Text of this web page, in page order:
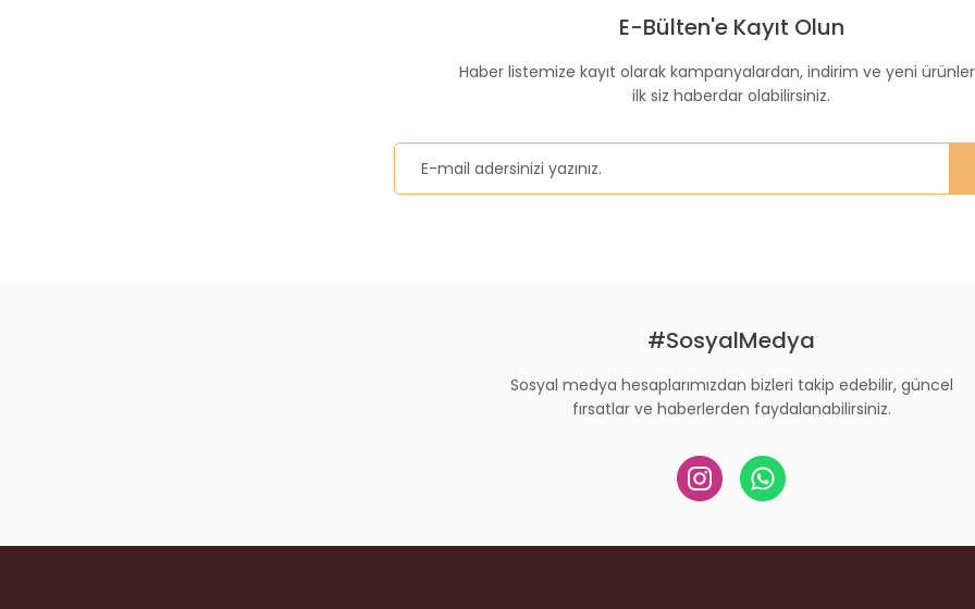
E-Bülten'e Kayıt Olun
Haber listemize kayıt olarak kampanyalardan, indirim ve yeni
ilk siz haberdar olabilirsiniz.
#SosyalMedya
Sosyal medya hesaplarımızdan bizleri takip edebilir, güncel
fırsatlar ve haberlerden faydalanabilirsiniz.